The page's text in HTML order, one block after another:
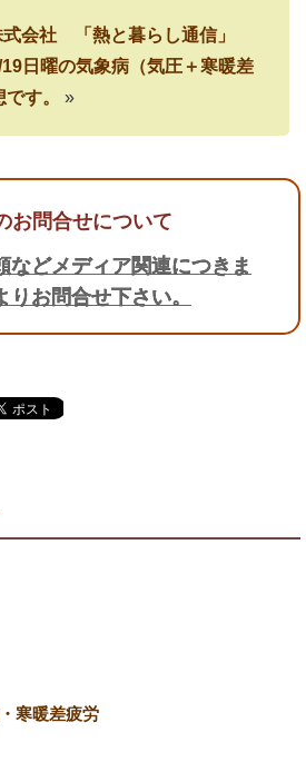
式会社 「熱と暮らし通信」
日曜の気象病（気圧＋寒暖差
す。
»
お問合せについて
などメディア関連につきま
りお問合せ下さい。
寒暖差疲労